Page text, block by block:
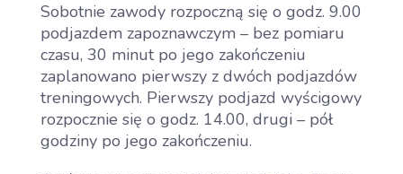
Aktualności
Sobotnie zawody rozpoczną się o godz. 9.00
podjazdem zapoznawczym – bez pomiaru
czasu, 30 minut po jego zakończeniu
zaplanowano pierwszy z dwóch podjazdów
treningowych. Pierwszy podjazd wyścigowy
rozpocznie się o godz. 14.00, drugi – pół
godziny po jego zakończeniu.